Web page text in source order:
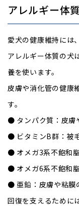
アレルギー体
愛犬の健康維持には
アレルギー体質の犬
養を使います。
皮膚や消化管の健康
す。
● タンパク質：皮膚
● ビタミンB群：被
● オメガ3系不飽和
● オメガ6系不飽和
● 亜鉛：皮膚や粘膜
回復を支えるために